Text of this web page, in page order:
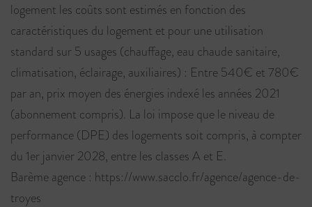
logement les coûts sont estimés en fonction des
caractéristiques du logement et pour une utilisation
standard sur 5 usages (chauffage, eau chaude sanitaire,
climatisation, éclairage, auxiliaires) : Entre 540€ et 780€
par an, prix moyen des énergies indexé les années 2021
(abonnement compris). La loi impose que le niveau de
performance (DPE) des logements soit compris, à compter
du 1er janvier 2028, entre les classes A et E.
Barème agence : https://www.sacclo.fr/agence/agence-de-
troyes